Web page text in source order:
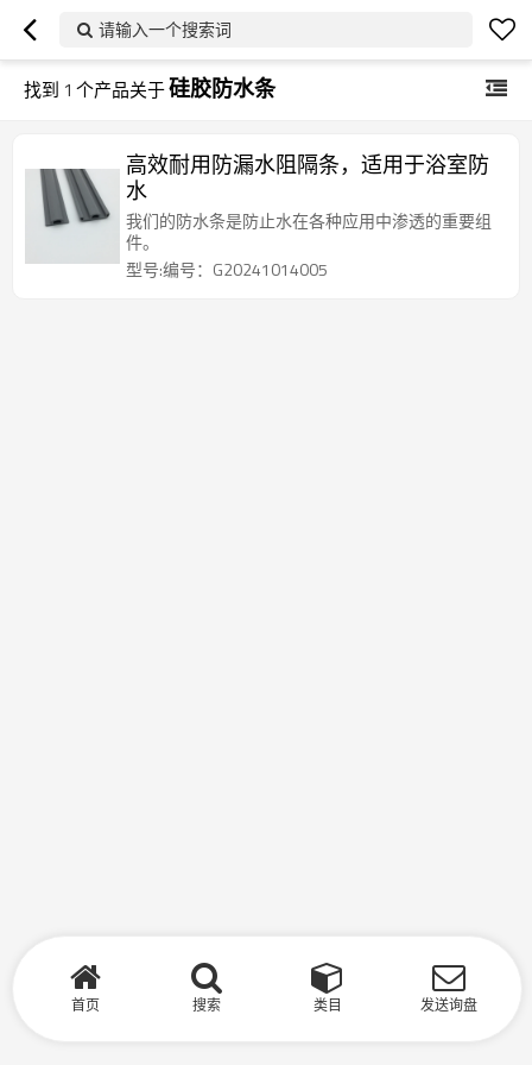
请输入一个搜索词
找到 1 个产品关于硅胶防水条
高效耐用防漏水阻隔条，适用于浴室防
水
我们的防水条是防止水在各种应用中渗透的重要组
件。
型号:编号：G20241014005
首页 搜索 类目 发送询盘